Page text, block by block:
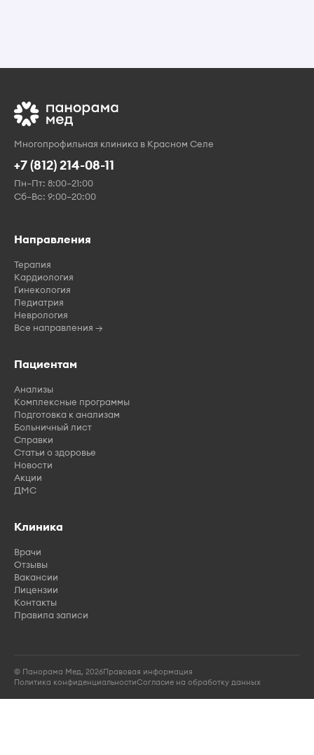
Многопрофильная клиника в Красном Селе
+7 (812) 214-08-11
Пн–Пт: 8:00–21:00
Сб–Вс: 9:00–20:00
Направления
Терапия
Кардиология
Гинекология
Педиатрия
Неврология
Все направления →
Пациентам
Анализы
Комплексные программы
Подготовка к анализам
Больничный лист
Справки
Статьи о здоровье
Новости
Акции
ДМС
Клиника
Врачи
Отзывы
Вакансии
Лицензии
Контакты
Правила записи
© Панорама Мед, 2026Правовая информация
Политика конфиденциальностиСогласие на обработку данных